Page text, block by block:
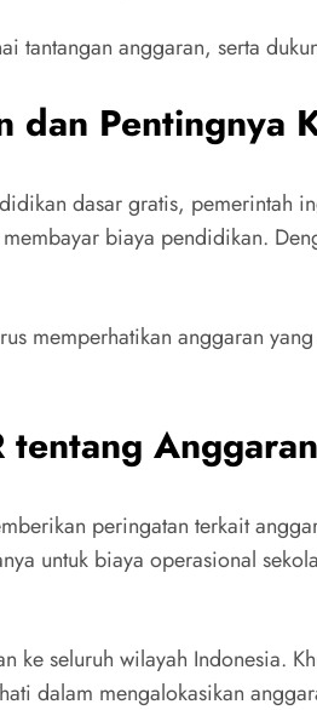
tantangan anggaran, serta
dan Pentingnya
dasar gratis,
biaya pendidikan.
memperhatikan anggaran
tentang Anggaran
peringatan terkait
untuk biaya operasional
seluruh wilayah Indonesia.
dalam mengalokasikan